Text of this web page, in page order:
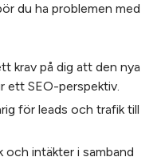
du ha problemen med
krav på dig att den nya
ett SEO-perspektiv.
för leads och trafik till
och intäkter i samband